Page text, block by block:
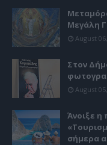
Μεγάλη
August
Στον
August
Άνοιξε
σήμερα